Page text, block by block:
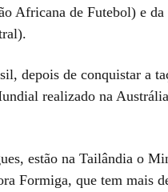
Africana de Futebol) e da
depois de conquistar a
realizado na
estão na Tailândia o
Formiga, que tem mais